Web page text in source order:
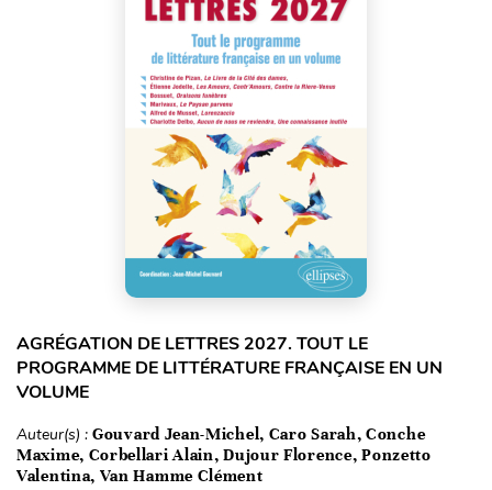
AGRÉGATION DE LETTRES 2027. TOUT LE
PROGRAMME DE LITTÉRATURE FRANÇAISE EN UN
VOLUME
Auteur(s) : Gouvard Jean-Michel, Caro Sarah, Conche
Maxime, Corbellari Alain, Dujour Florence, Ponzetto
Valentina, Van Hamme Clément